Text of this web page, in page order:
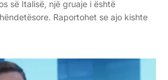
së Italisë, një gruaje i është
Raportohet se ajo kishte